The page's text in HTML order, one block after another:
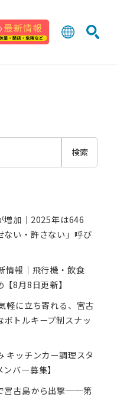
検索
増加｜2025年は646
い・許さない」呼び
情報｜飛行機・飲食
8月8日更新】
軽に立ち寄れる、宮古
トルキープ制スナッ
キッチンカー調理スタ
バー募集】
宮古島から出撃──第